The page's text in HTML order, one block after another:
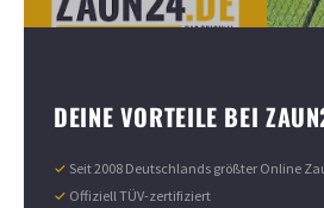
DEINE VORTEILE BEI
✓ Seit 2008 Deutschlands größter Online
✓ Offiziell TÜV-zertifiziert